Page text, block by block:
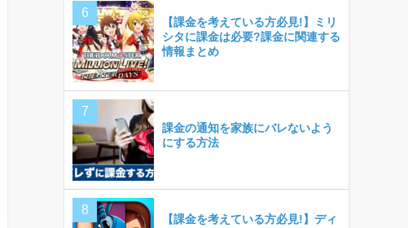
【課金を考えている方必見!】ミリ
シタに課金は必要?課金に関連する
情報まとめ
課金の通知を家族にバレないよう
にする方法
【課金を考えている方必見!】ディ